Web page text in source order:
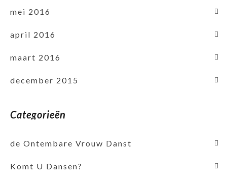
mei 2016
april 2016
maart 2016
december 2015
Categorieën
de Ontembare Vrouw Danst
Komt U Dansen?